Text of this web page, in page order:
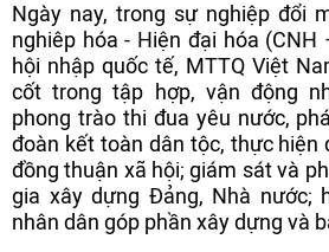
Ngày nay, trong sự nghiệp đổi
nghiêp hóa - Hiện đại hóa
hội nhập quốc tế, MTTQ Việt
cốt trong tập hợp, vận động
phong trào thi đua yêu nước,
đoàn kết toàn dân tộc, thực hiện
đồng thuận xã hội; giám sát và
gia xây dựng Đảng, Nhà nước;
nhân dân góp phần xây dựng và